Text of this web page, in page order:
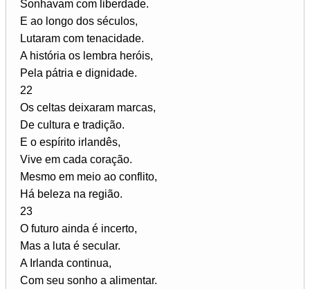
Sonhavam com liberdade.
E ao longo dos séculos,
Lutaram com tenacidade.
A história os lembra heróis,
Pela pátria e dignidade.
22
Os celtas deixaram marcas,
De cultura e tradição.
E o espírito irlandês,
Vive em cada coração.
Mesmo em meio ao conflito,
Há beleza na região.
23
O futuro ainda é incerto,
Mas a luta é secular.
A Irlanda continua,
Com seu sonho a alimentar.